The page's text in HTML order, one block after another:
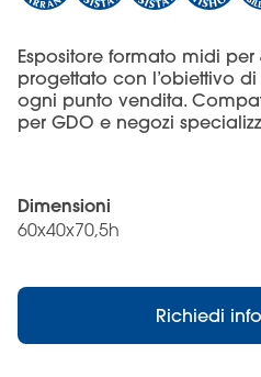
Espositore formato midi per
progettato con l’obiettivo di
ogni punto vendita.
per GDO e negozi
Dimensioni
60x40x70,5h
Richiedi